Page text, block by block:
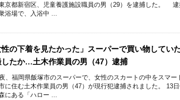
京都新宿区、児童養護施設職員の男（29）を逮捕した。 逮
浴場で、入浴中 ...
性の下着を見たかった」スーパーで買い物してい
したか…土木作業員の男（47）逮捕
、福岡県飯塚市のスーパーで、女性のスカートの中をスマー
に住む土木作業員の男（47）が現行犯逮捕されました。 13
にある「ハロー ...